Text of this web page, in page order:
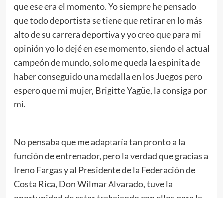
que ese era el momento. Yo siempre he pensado
que todo deportista se tiene que retirar en lo más
alto de su carrera deportiva y yo creo que para mi
opinión yo lo dejé en ese momento, siendo el actual
campeón de mundo, solo me queda la espinita de
haber conseguido una medalla en los Juegos pero
espero que mi mujer, Brigitte Yagüe, la consiga por
mí.
No pensaba que me adaptaría tan pronto a la
función de entrenador, pero la verdad que gracias a
Ireno Fargas y al Presidente de la Federación de
Costa Rica, Don Wilmar Alvarado, tuve la